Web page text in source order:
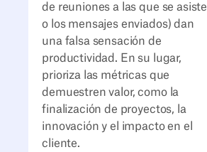
de reuniones a las que se asiste
o los mensajes enviados) dan
una falsa sensación de
productividad. En su lugar,
prioriza las métricas que
demuestren valor, como la
finalización de proyectos, la
innovación y el impacto en el
cliente.